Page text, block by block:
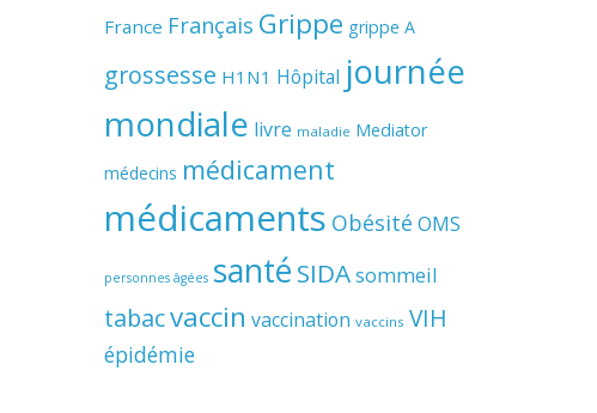
France Français Grippe grippe A
grossesse H1N1 Hôpital journée
mondiale livre maladie Mediator
médecins médicament
médicaments Obésité OMS
personnes âgées santé SIDAsommeil
tabacvaccin vaccination vaccins VIH
épidémie